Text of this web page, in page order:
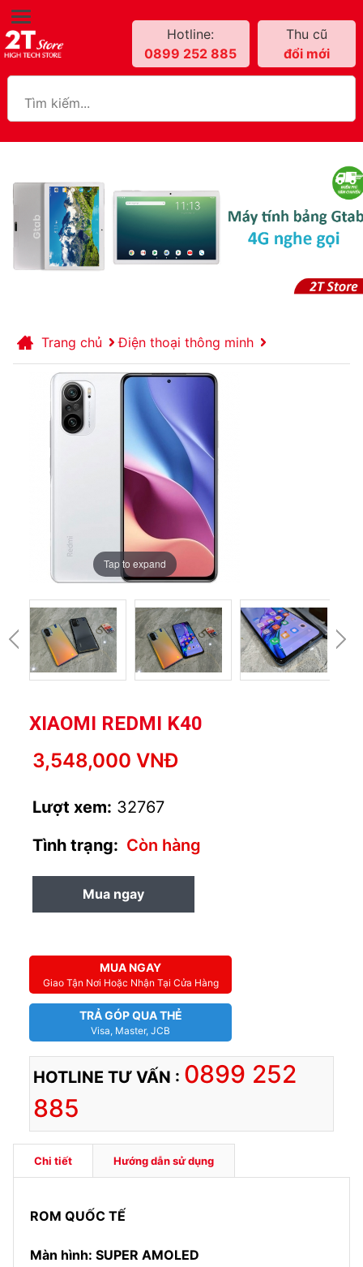
Hotline:
0899 252 885
Thu cũ
đổi mới
Trang chủ Điện thoại thông minh
Tap to expand
XIAOMI REDMI K40
3,548,000 VNĐ
Lượt xem: 32767
Tình trạng: Còn hàng
Mua ngay
MUA NGAY
Giao Tận Nơi Hoặc Nhận Tại Cửa Hàng
TRẢ GÓP QUA THẺ
Visa, Master, JCB
HOTLINE TƯ VẤN : 0899 252
885
Chi tiết Hướng dẫn sử dụng
ROM QUỐC TẾ
Màn hình: SUPER AMOLED